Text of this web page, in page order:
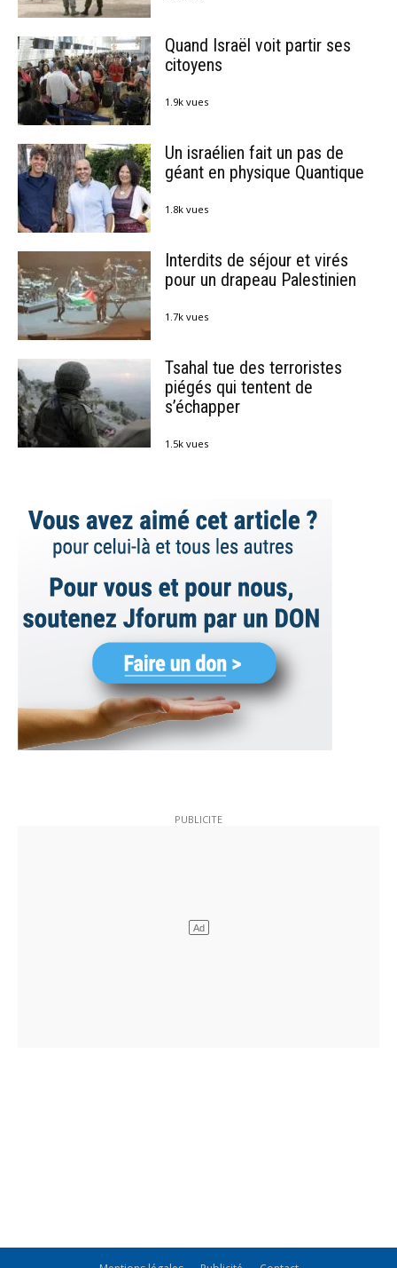
Quand Israël voit partir ses
citoyens
1.9k vues
Un israélien fait un pas de
géant en physique Quantique
1.8k vues
Interdits de séjour et virés
pour un drapeau Palestinien
1.7k vues
Tsahal tue des terroristes
piégés qui tentent de
s’échapper
1.5k vues